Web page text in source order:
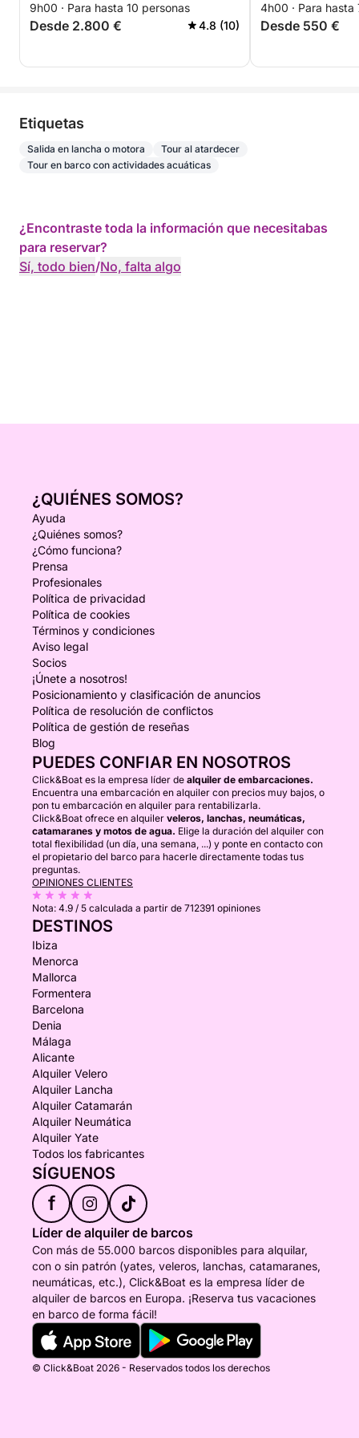
9h00 · Para hasta 10 personas
Desde 2.800 € 4.8 (10)
4h00 · Para hasta
Desde 550 €
Etiquetas
Salida en lancha o motora
Tour al atardecer
Tour en barco con actividades acuáticas
¿Encontraste toda la información que necesitabas
para reservar?
Sí, todo bien/No, falta algo
¿QUIÉNES SOMOS?
Ayuda
¿Quiénes somos?
¿Cómo funciona?
Prensa
Profesionales
Política de privacidad
Política de cookies
Términos y condiciones
Aviso legal
Socios
¡Únete a nosotros!
Posicionamiento y clasificación de anuncios
Política de resolución de conflictos
Política de gestión de reseñas
Blog
PUEDES CONFIAR EN NOSOTROS
Click&Boat es la empresa líder de alquiler de embarcaciones.
Encuentra una embarcación en alquiler con precios muy bajos, o
pon tu embarcación en alquiler para rentabilizarla.
Click&Boat ofrece en alquiler veleros, lanchas, neumáticas,
catamaranes y motos de agua. Elige la duración del alquiler con
total flexibilidad (un día, una semana, ...) y ponte en contacto con
el propietario del barco para hacerle directamente todas tus
preguntas.
OPINIONES CLIENTES
Nota: 4.9 / 5 calculada a partir de 712391 opiniones
DESTINOS
Ibiza
Menorca
Mallorca
Formentera
Barcelona
Denia
Málaga
Alicante
Alquiler Velero
Alquiler Lancha
Alquiler Catamarán
Alquiler Neumática
Alquiler Yate
Todos los fabricantes
SÍGUENOS
f
Líder de alquiler de barcos
Con más de 55.000 barcos disponibles para alquilar,
con o sin patrón (yates, veleros, lanchas, catamaranes,
neumáticas, etc.), Click&Boat es la empresa líder de
alquiler de barcos en Europa. ¡Reserva tus vacaciones
en barco de forma fácil!
© Click&Boat 2026 - Reservados todos los derechos